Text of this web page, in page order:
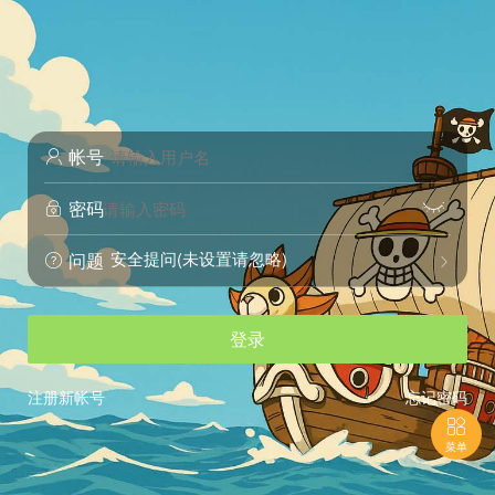
 帐号
 密码 
 问题 
安全提问(未设置请忽略)
登录
忘记密码
注册新帐号

菜单